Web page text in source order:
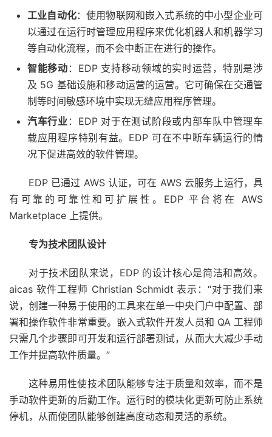
工业自动化：使用物联网和嵌入式系统的中小型企业可
以通过在运行时管理应用程序来优化机器人和机器学习
等自动化流程，而不会中断正在进行的操作。
智能移动 ：EDP 支持移动领域的实时运营，特别是涉
及 5G 基础设施和移动运营的运营。它可确保在交通管
制等时间敏感环境中实现无缝应用程序管理。
汽车行业 ：EDP 对于在测试阶段或内部车队中管理车
载应用程序特别有益。EDP 可在不中断车辆运行的情
况下促进高效的软件管理。
EDP​​ 已通过 AWS 认证，可在 AWS 云服务上运行，具
有可靠的可靠性和可扩展性。EDP 平台将在 AWS
Marketplace 上提供。
专为技术团队设计
对于技术团队来说，EDP 的设计核心是简洁和高效。
aicas 软件工程师 Christian Schmidt 表示：“对于我们来
说，创建一种易于使用的工具来在单一中央门户中配置、部
署和操作软件非常重要。嵌入式软件开发人员和 QA 工程师
只需几个步骤即可开发和运行部署测试，从而大大减少手动
工作并提高软件质量。”
这种易用性使技术团队能够专注于质量和效率，而不是
手动软件更新的后勤工作。运行时的模块化更新可防止系统
停机，从而使团队能够创建高度动态和灵活的系统。